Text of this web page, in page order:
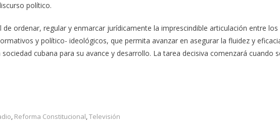
político.
de ordenar, regular y enmarcar jurídicamente la imprescindible articulación entre los
y político- ideológicos, que permita avanzar en asegurar la fluidez y
cubana para su avance y desarrollo. La tarea decisiva comenzará cuando
, Reforma Constitucional,Televisión